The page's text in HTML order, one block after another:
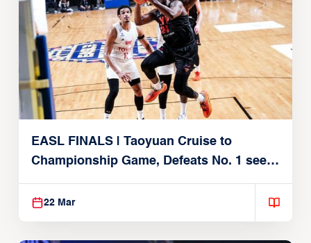
EASL FINALS | Taoyuan Cruise to
Championship Game, Defeats No. 1 seed
Alvark Tokyo
22 Mar